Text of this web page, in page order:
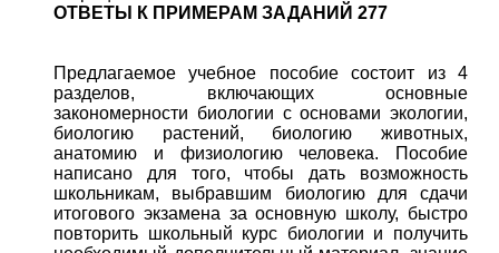
ОТВЕТЫ К ПРИМЕРАМ ЗАДАНИЙ 277
Предлагаемое учебное пособие состоит из 4
разделов, включающих основные
закономерности биологии с основами экологии,
биологию растений, биологию животных,
анатомию и физиологию человека. Пособие
написано для того, чтобы дать возможность
школьникам, выбравшим биологию для сдачи
итогового экзамена за основную школу, быстро
повторить школьный курс биологии и получить